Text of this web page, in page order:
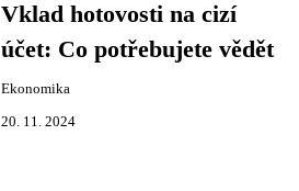
Vklad hotovosti na cizí
účet: Co potřebujete vědět
Ekonomika
20. 11. 2024